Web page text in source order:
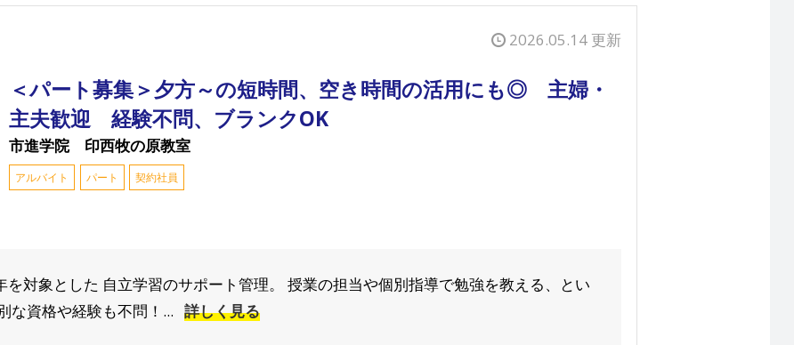
2026.05.14 更新
＜パート募集＞夕方～の短時間、空き時間の活用にも◎ 主婦・
主夫歓迎 経験不問、ブランクOK
市進学院 印西牧の原教室
アルバイト パート 契約社員
対象とした 自立学習のサポート管理。 授業の担当や個別指導で勉強を教える、とい
な資格や経験も不問！... 詳しく見る